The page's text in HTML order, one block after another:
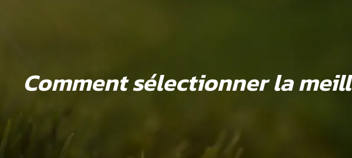
Comment sélectionner la